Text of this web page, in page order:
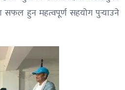
सफल हुन महत्वपूर्ण सहयोग पुर्‍याउने